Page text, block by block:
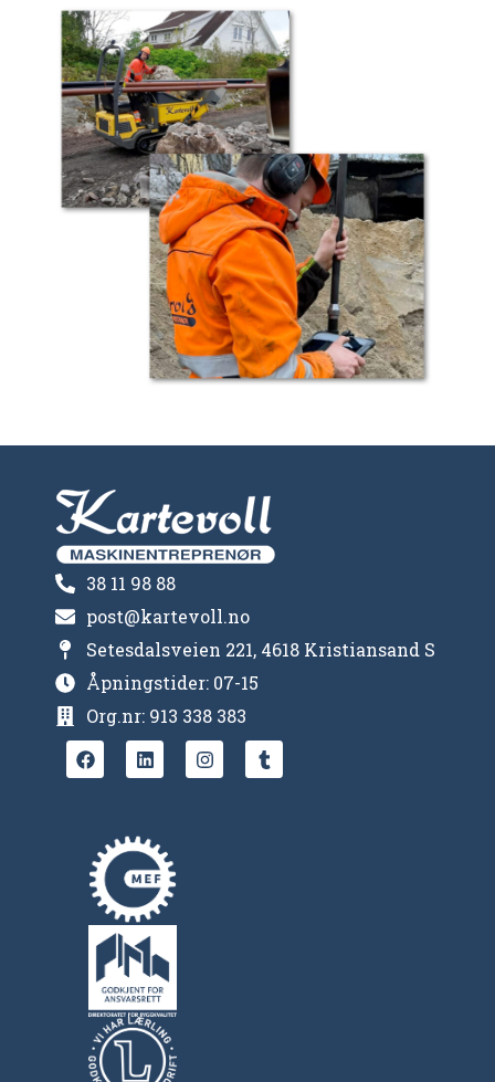
38 11 98 88
post@kartevoll.no
Setesdalsveien 221, 4618 Kristiansand S
Åpningstider: 07-15
Org.nr: 913 338 383